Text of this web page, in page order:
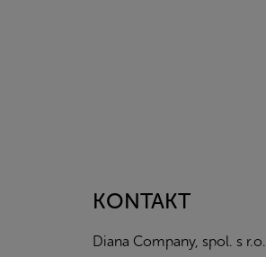
KONTAKT
Diana Company, spol. s r.o.